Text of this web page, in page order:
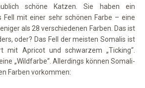
schöne Katzen. Sie haben ein
Fell mit einer sehr schönen Farbe – eine
als 28 verschiedenen Farben. Das ist
oder? Das Fell der meisten Somalis ist
mit Apricot und schwarzem „Ticking“.
„Wildfarbe“. Allerdings können Somali-
Farben vorkommen: